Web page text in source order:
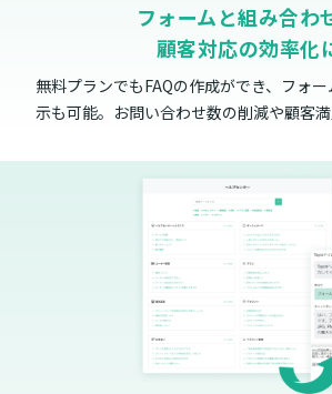
フォームと組み合わ
顧客対応の効率化
無料プランでもFAQの作成ができ、フォ
示も可能。お問い合わせ数の削減や顧客満